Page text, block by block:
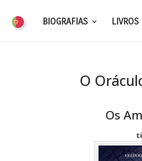
BIOGRAFIAS LIVROS
O
Os